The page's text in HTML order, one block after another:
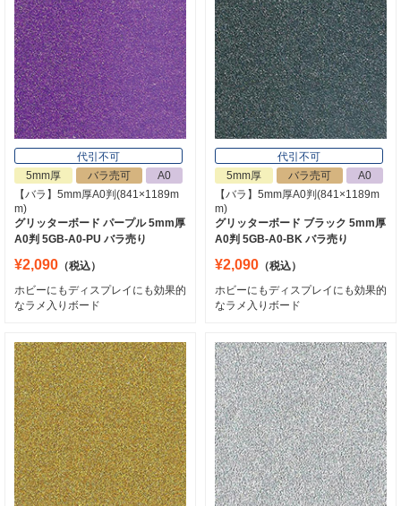
代引不可
5mm厚
バラ売可
A0
【バラ】5mm厚A0判(841×1189m
m)
グリッターボード パープル 5mm厚
A0判 5GB-A0-PU バラ売り
¥2,090 （税込）
ホビーにもディスプレイにも効果的
なラメ入りボード
代引不可
5mm厚
バラ売可
A0
【バラ】5mm厚A0判(841×1189m
m)
グリッターボード ブラック 5mm厚
A0判 5GB-A0-BK バラ売り
¥2,090 （税込）
ホビーにもディスプレイにも効果的
なラメ入りボード